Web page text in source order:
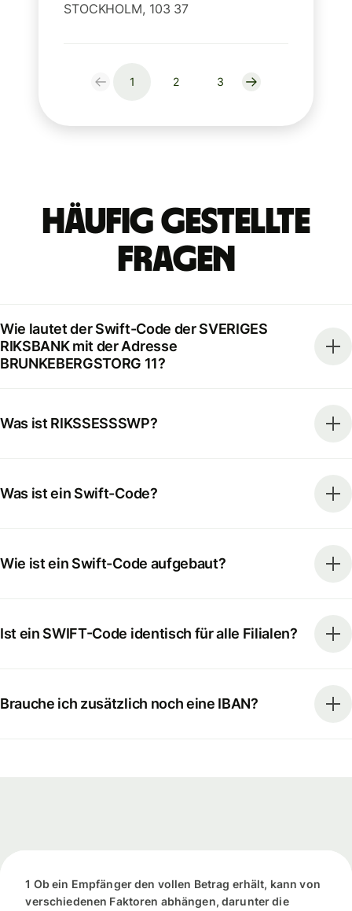
STOCKHOLM, 103 37
1 2 3
Häufig gestellte
Fragen
Wie lautet der Swift-Code der SVERIGES
RIKSBANK mit der Adresse
BRUNKEBERGSTORG 11?
Was ist RIKSSESSSWP?
Was ist ein Swift-Code?
Wie ist ein Swift-Code aufgebaut?
Ist ein SWIFT-Code identisch für alle Filialen?
Brauche ich zusätzlich noch eine IBAN?
1 Ob ein Empfänger den vollen Betrag erhält, kann von
verschiedenen Faktoren abhängen, darunter die